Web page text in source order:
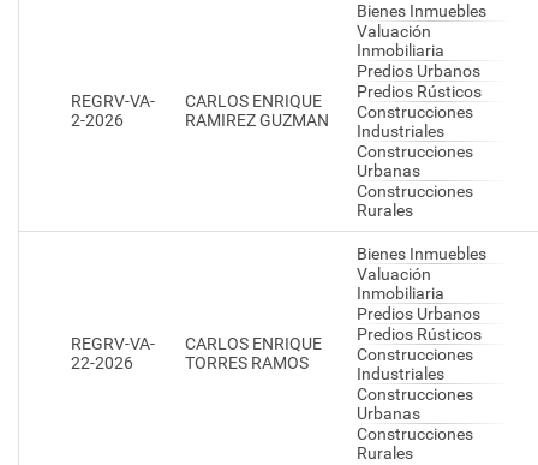
REGRV-VA-
2-2026
CARLOS ENRIQUE
RAMIREZ GUZMAN
Bienes Inmuebles
Valuación
Inmobiliaria
Predios Urbanos
Predios Rústicos
Construcciones
Industriales
Construcciones
Urbanas
Construcciones
Rurales
REGRV-VA-
22-2026
CARLOS ENRIQUE
TORRES RAMOS
Bienes Inmuebles
Valuación
Inmobiliaria
Predios Urbanos
Predios Rústicos
Construcciones
Industriales
Construcciones
Urbanas
Construcciones
Rurales